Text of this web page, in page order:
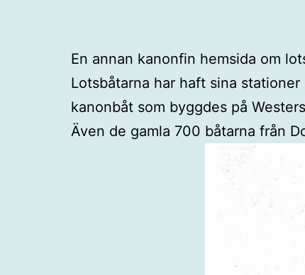
En annan kanonfin hemsida om
Lotsbåtarna har haft sina
kanonbåt som byggdes på
Även de gamla 700 båtarna från